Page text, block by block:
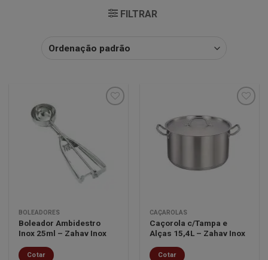
FILTRAR
lista de
desejos
BOLEADORES
Boleador Ambidestro
Inox 25ml – Zahav Inox
Cotar
Minha
desejos
CAÇAROLAS
Caçorola c/Tampa e
Alças 15,4L – Zahav Inox
Cotar